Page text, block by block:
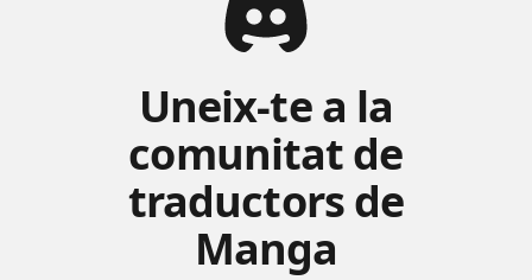
Uneix-te a la
comunitat de
traductors de
Manga